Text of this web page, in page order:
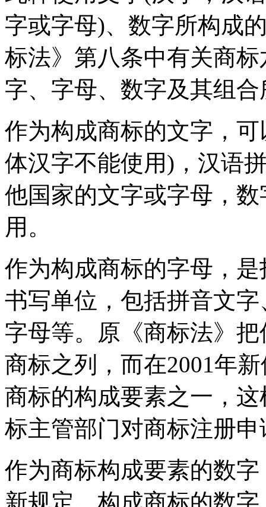
字或字母)、数字所构成
标法》第八条中有关商
字、字母、数字及其组
作为构成商标的文字，
体汉字不能使用)，汉语
他国家的文字或字母，
用。
作为构成商标的字母，
书写单位，包括拼音文
字母等。原《商标法》
商标之列，而在2001年
商标的构成要素之一，
标主管部门对商标注
作为商标构成要素的数
新规定。构成商标的数